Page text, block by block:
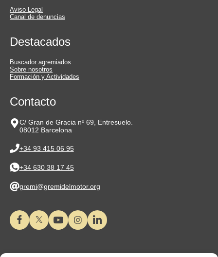
Aviso Legal
Canal de denuncias
Destacados
Buscador agremiados
Sobre nosotros
Formación y Actividades
Contacto
C/ Gran de Gracia nº 69, Entresuelo.
08012 Barcelona
+34 93 415 06 95
+34 630 38 17 45
gremi@gremidelmotor.org